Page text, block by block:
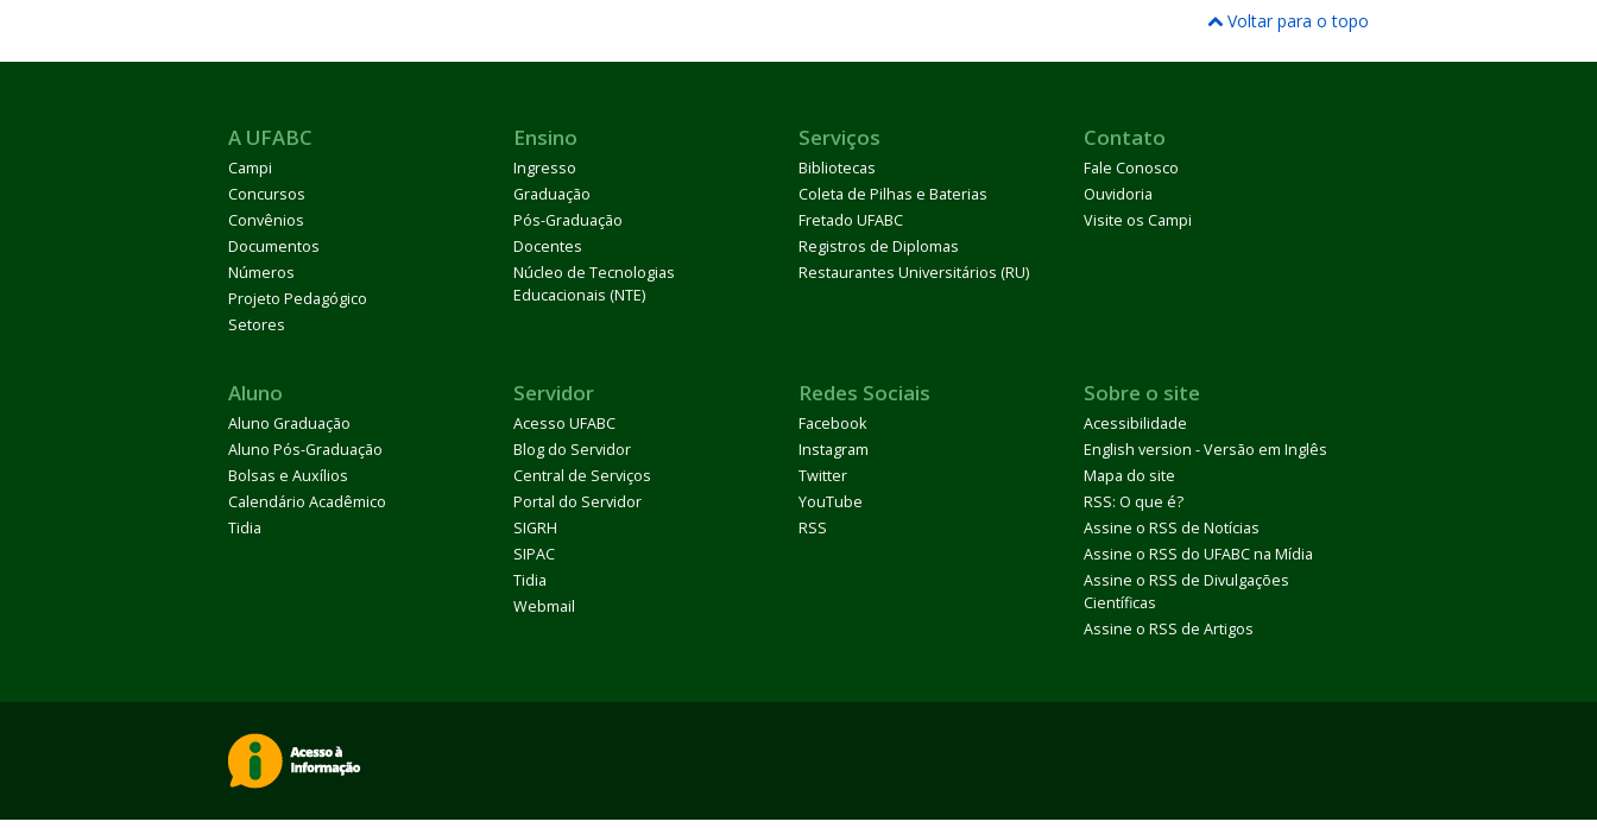
Voltar para o topo
A UFABC
Campi
Concursos
Convênios
Documentos
Números
Projeto Pedagógico
Setores
Ensino
Ingresso
Graduação
Pós-Graduação
Docentes
Núcleo de Tecnologias
Educacionais (NTE)
Serviços
Bibliotecas
Coleta de Pilhas e Baterias
Fretado UFABC
Registros de Diplomas
Restaurantes Universitários (RU)
Contato
Fale Conosco
Ouvidoria
Visite os Campi
Aluno
Aluno Graduação
Aluno Pós-Graduação
Bolsas e Auxílios
Calendário Acadêmico
Tidia
Servidor
Acesso UFABC
Blog do Servidor
Central de Serviços
Portal do Servidor
SIGRH
SIPAC
Tidia
Webmail
Redes Sociais
Facebook
Instagram
Twitter
YouTube
RSS
Sobre o site
Acessibilidade
English version - Versão em Inglês
Mapa do site
RSS: O que é?
Assine o RSS de Notícias
Assine o RSS do UFABC na Mídia
Assine o RSS de Divulgações
Científicas
Assine o RSS de Artigos